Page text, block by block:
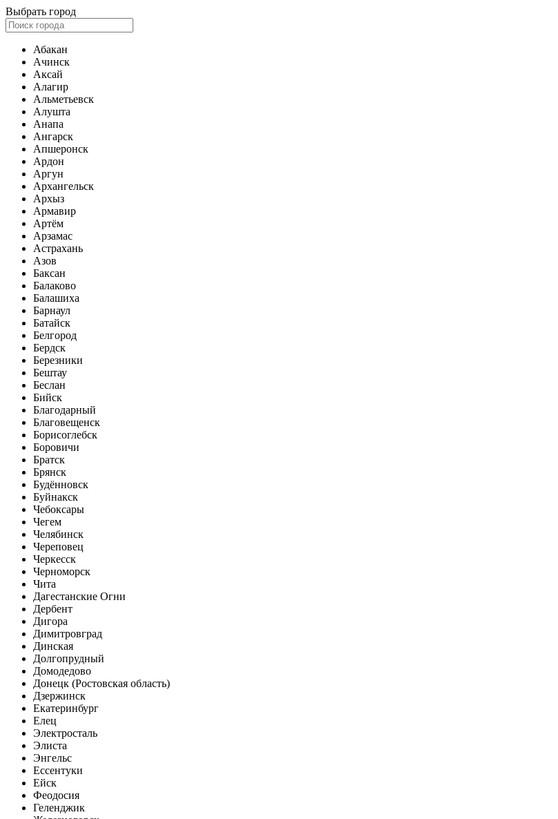
Выбрать город
Абакан
Ачинск
Аксай
Алагир
Альметьевск
Алушта
Анапа
Ангарск
Апшеронск
Ардон
Аргун
Архангельск
Архыз
Армавир
Артём
Арзамас
Астрахань
Азов
Баксан
Балаково
Балашиха
Барнаул
Батайск
Белгород
Бердск
Березники
Бештау
Беслан
Бийск
Благодарный
Благовещенск
Борисоглебск
Боровичи
Братск
Брянск
Будённовск
Буйнакск
Чебоксары
Чегем
Челябинск
Череповец
Черкесск
Черноморск
Чита
Дагестанские Огни
Дербент
Дигора
Димитровград
Динская
Долгопрудный
Домодедово
Донецк (Ростовская область)
Дзержинск
Екатеринбург
Елец
Электросталь
Элиста
Энгельс
Ессентуки
Ейск
Феодосия
Геленджик